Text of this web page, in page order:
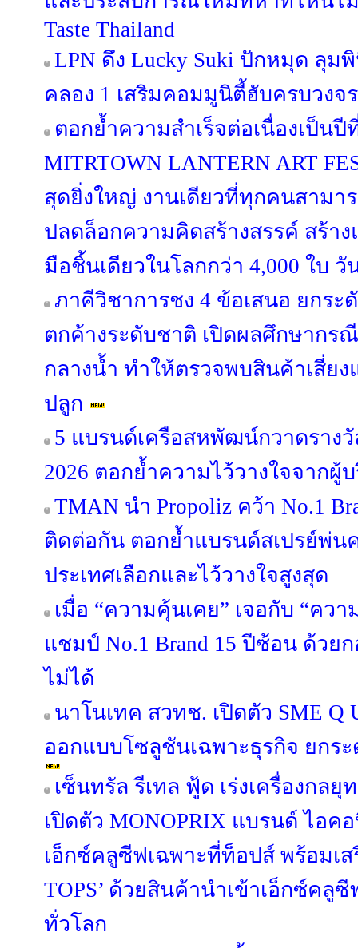
Taste Thailand
LPN ดึง Lucky Suki ปักหมุด ลุม
คลอง 1 เสริมคอมมูนิตี้ฮับครบวงจร
ตอกย้ำความสำเร็จต่อเนื่องเป็นปี
MITRTOWN LANTERN ART
สุดยิ่งใหญ่ งานเดียวที่ทุกคนสามา
ปลดล็อกความคิดสร้างสรรค์ สร้า
มือชิ้นเดียวในโลกกว่า 4,000 ใบ
ภาคีวิชาการชง 4 ข้อเสนอ ยกระ
ตกค้างระดับชาติ เปิดผลศึกษากร
กลางน้ำ ทำให้ตรวจพบสินค้าเสี่ย
ปลูก
5 แบรนด์เครือสหพัฒน์กวาดรางวั
2026 ตอกย้ำความไว้วางใจจากผู้
TMAN นำ Propoliz คว้า No.1
ติดต่อกัน ตอกย้ำแบรนด์สเปรย์พ่
ประเทศเลือกและไว้วางใจสูงสุด
เมื่อ “ความคุ้นเคย” เจอกับ “คว
แชมป์ No.1 Brand 15 ปีซ้อน ด้วย
ไม่ได้
นาโนเทค สวทช. เปิดตัว SME Q
ออกแบบโซลูชันเฉพาะธุรกิจ ยกร
เซ็นทรัล รีเทล ฟู้ด เร่งเครื่องกลยุ
เปิดตัว MONOPRIX แบรนด์ ไอค
เอ็กซ์คลูซีฟเฉพาะที่ท็อปส์ พร้อมเส
TOPS’ ด้วยสินค้านำเข้าเอ็กซ์คลู
ทั่วโลก